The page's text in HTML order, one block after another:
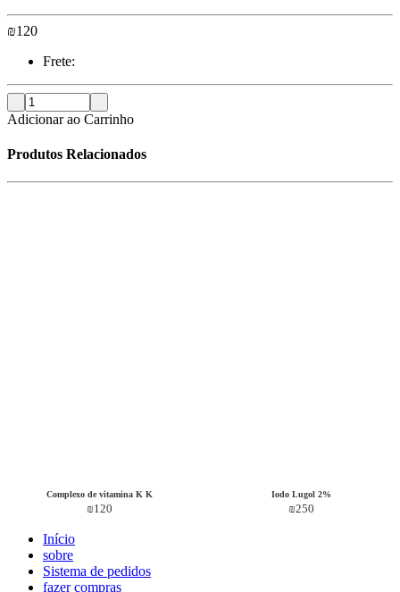
₪120
Frete:
Adicionar ao Carrinho
Produtos Relacionados
Complexo de vitamina K K
₪120
Iodo Lugol 2%
₪250
Início
sobre
Sistema de pedidos
fazer compras